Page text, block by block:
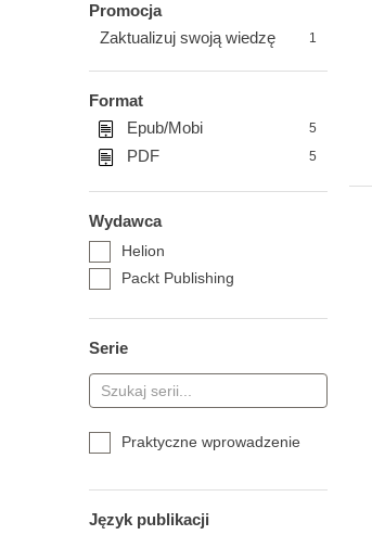
Promocja
Zaktualizuj swoją wiedzę
1
Format
Epub/Mobi
5
PDF 5
Wydawca
Helion
Packt Publishing
Serie
Praktyczne wprowadzenie
Język publikacji